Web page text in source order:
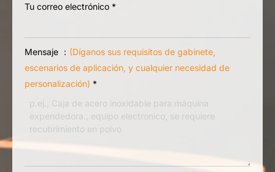
Tu correo electrónico *
Mensaje ： (Díganos sus requisitos de gabinete,
escenarios de aplicación, y cualquier necesidad de
personalización) *